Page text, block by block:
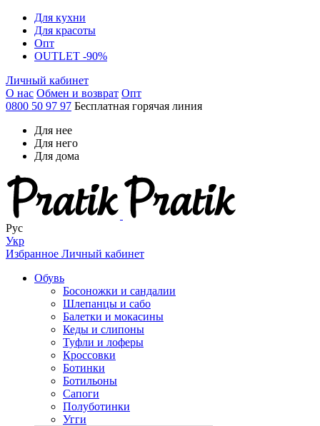
Для кухни
Для красоты
Опт
OUTLET -90%
Личный кабинет
О нас Обмен и возврат Опт
0800 50 97 97 Бесплатная горячая линия
Для нее
Для него
Для дома
Рус
Укр
Избранное Личный кабинет
Обувь
Босоножки и сандалии
Шлепанцы и сабо
Балетки и мокасины
Кеды и слипоны
Туфли и лоферы
Кроссовки
Ботинки
Ботильоны
Сапоги
Полуботинки
Угги